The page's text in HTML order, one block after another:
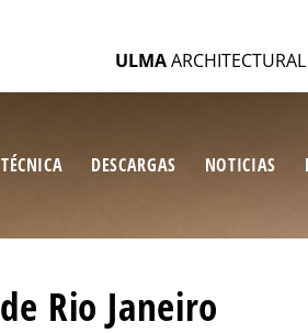
ULMA
DESCARGAS NOTICIAS
Rio Janeiro